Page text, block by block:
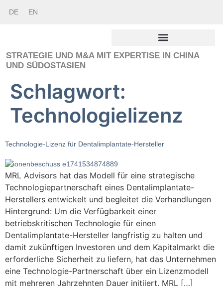
DE EN
STRATEGIE UND M&A MIT EXPERTISE IN CHINA
UND SÜDOSTASIEN
Schlagwort:
Technologielizenz
Technologie-Lizenz für Dentalimplantate-Hersteller
MRL Advisors hat das Modell für eine strategische
Technologiepartnerschaft eines Dentalimplantate-
Herstellers entwickelt und begleitet die Verhandlungen
Hintergrund: Um die Verfügbarkeit einer
betriebskritischen Technologie für einen
Dentalimplantate-Hersteller langfristig zu halten und
damit zukünftigen Investoren und dem Kapitalmarkt die
erforderliche Sicherheit zu liefern, hat das Unternehmen
eine Technologie-Partnerschaft über ein Lizenzmodell
mit mehreren Jahrzehnten Dauer initiiert. MRL […]